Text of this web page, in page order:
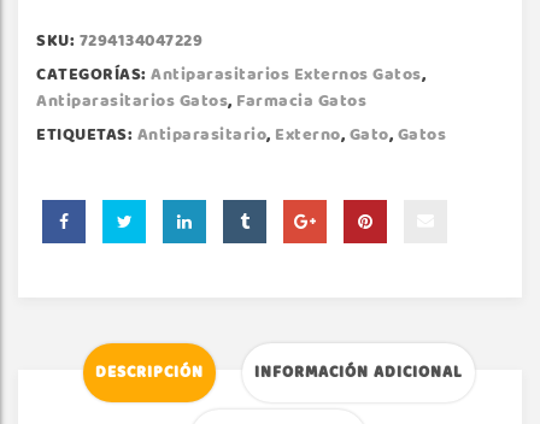
SKU: 7294134047229
CATEGORÍAS: Antiparasitarios Externos Gatos,
Antiparasitarios Gatos, Farmacia Gatos
ETIQUETAS: Antiparasitario, Externo,Gato,Gatos
DESCRIPCIÓN INFORMACIÓN ADICIONAL